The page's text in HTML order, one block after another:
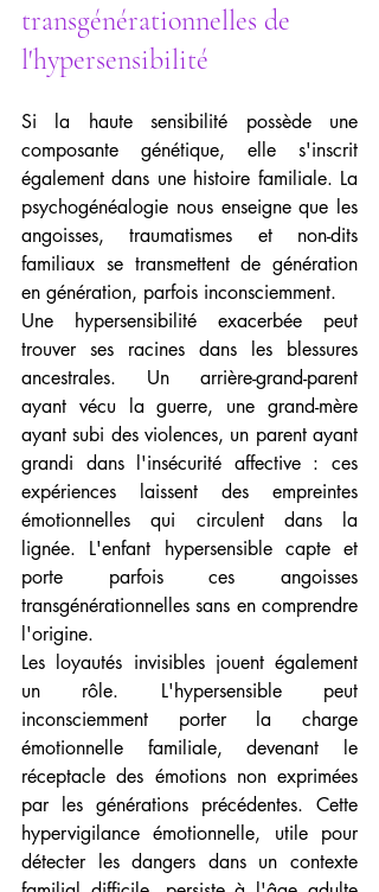
transgénérationnelles de
l'hypersensibilité
Si la haute sensibilité possède une
composante génétique, elle s'inscrit
également dans une histoire familiale. La
psychogénéalogie nous enseigne que les
angoisses, traumatismes et non-dits
familiaux se transmettent de génération
en génération, parfois inconsciemment.
Une hypersensibilité exacerbée peut
trouver ses racines dans les blessures
ancestrales. Un arrière-grand-parent
ayant vécu la guerre, une grand-mère
ayant subi des violences, un parent ayant
grandi dans l'insécurité affective : ces
expériences laissent des empreintes
émotionnelles qui circulent dans la
lignée. L'enfant hypersensible capte et
porte parfois ces angoisses
transgénérationnelles sans en comprendre
l'origine.
Les loyautés invisibles jouent également
un rôle. L'hypersensible peut
inconsciemment porter la charge
émotionnelle familiale, devenant le
réceptacle des émotions non exprimées
par les générations précédentes. Cette
hypervigilance émotionnelle, utile pour
détecter les dangers dans un contexte